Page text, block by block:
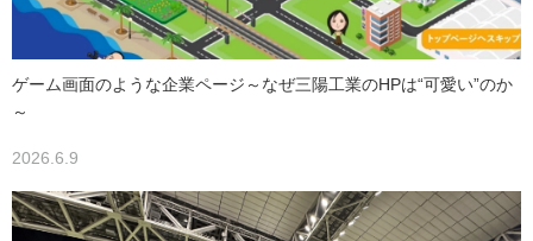
ゲーム画面のような企業ページ～なぜ三陽工業のHPは“可愛い”のか
～
2026.6.9